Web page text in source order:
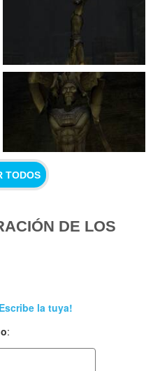
TODOS
DE LOS
la tuya!
: